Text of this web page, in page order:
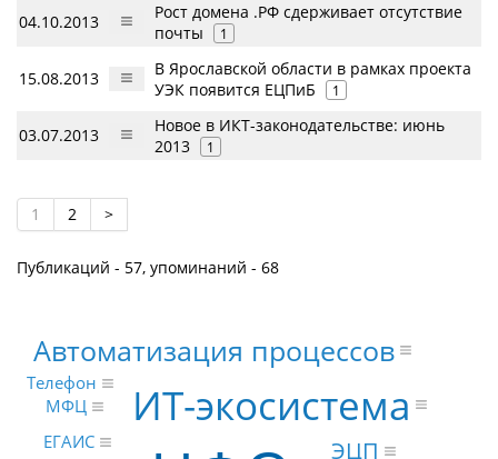
04.10.2013
Рост домена .РФ сдерживает отсутствие
почты
1
15.08.2013
В Ярославской области в рамках проекта
УЭК появится ЕЦПиБ
1
03.07.2013
Новое в ИКТ-законодательстве: июнь
2013
1
1 2 >
Публикаций - 57, упоминаний - 68
ИТ-экосистема
Автоматизация процессов
ЭЦП
Телефон
МФЦ
ЕГАИС